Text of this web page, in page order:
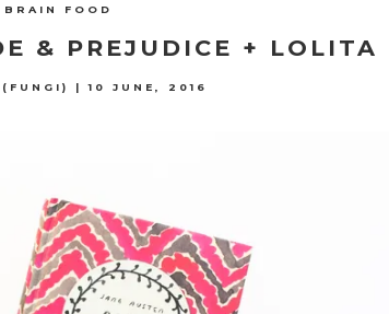
BRAIN FOOD
& PREJUDICE + LOLITA
|10 JUNE, 2016